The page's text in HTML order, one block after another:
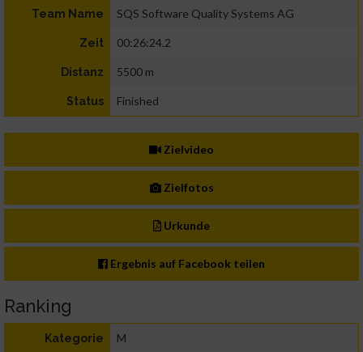
Team Name SQS Software Quality Systems AG
Zeit 00:26:24.2
Distanz 5500 m
Status Finished
Zielvideo
Zielfotos
Urkunde
Ergebnis auf Facebook teilen
Ranking
Kategorie M